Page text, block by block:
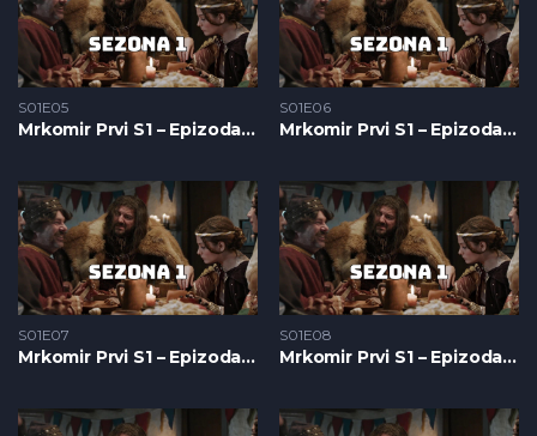
S01E05
Mrkomir Prvi S1 – Epizoda 05
S01E06
Mrkomir Prvi S1 – Epizoda 06
S01E07
Mrkomir Prvi S1 – Epizoda 07
S01E08
Mrkomir Prvi S1 – Epizoda 08